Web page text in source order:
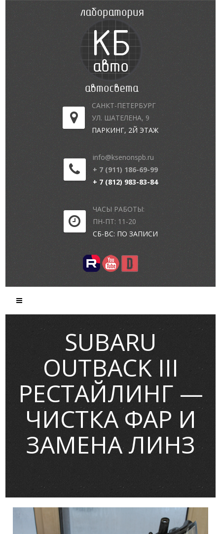
САНКТ-ПЕТЕРБУРГ
УЛ. ШАТЕЛЕНА, 9
ПАРКИНГ, 2Й ЭТАЖ
info@ksenonspb.ru
+ 7 (911) 186-69-99
+ 7 (812) 983-83-84
ЧАСЫ РАБОТЫ:
ПН-ПТ: 11-20
СБ-ВС: ПО ЗАПИСИ
SUBARU
OUTBACK III
РЕСТАЙЛИНГ —
ЧИСТКА ФАР И
ЗАМЕНА ЛИНЗ